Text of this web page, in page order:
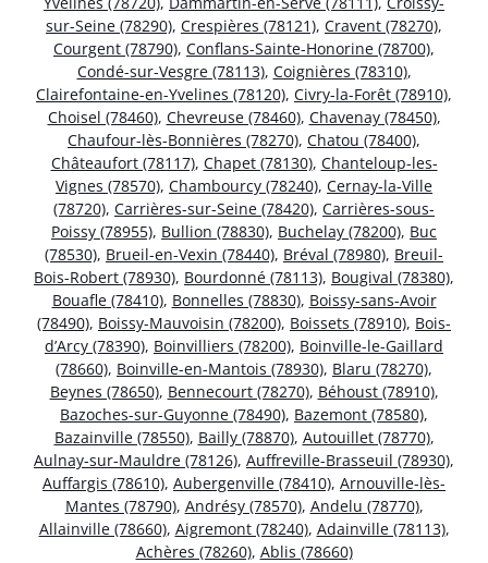
sur-Seine (78290), Crespières (78121), Cravent (78270),
Courgent (78790), Conflans-Sainte-Honorine (78700),
Condé-sur-Vesgre (78113), Coignières (78310),
Clairefontaine-en-Yvelines (78120), Civry-la-Forêt (78910),
Choisel (78460), Chevreuse (78460), Chavenay (78450),
Chaufour-lès-Bonnières (78270), Chatou (78400),
Châteaufort (78117), Chapet (78130), Chanteloup-les-
Vignes (78570), Chambourcy (78240), Cernay-la-Ville
(78720), Carrières-sur-Seine (78420), Carrières-sous-
Poissy (78955), Bullion (78830), Buchelay (78200), Buc
(78530), Brueil-en-Vexin (78440), Bréval (78980), Breuil-
Bois-Robert (78930), Bourdonné (78113), Bougival (78380),
Bouafle (78410), Bonnelles (78830), Boissy-sans-Avoir
(78490), Boissy-Mauvoisin (78200), Boissets (78910), Bois-
d’Arcy (78390), Boinvilliers (78200), Boinville-le-Gaillard
(78660), Boinville-en-Mantois (78930), Blaru (78270),
Beynes (78650), Bennecourt (78270), Béhoust (78910),
Bazoches-sur-Guyonne (78490), Bazemont (78580),
Bazainville (78550), Bailly (78870), Autouillet (78770),
Aulnay-sur-Mauldre (78126), Auffreville-Brasseuil (78930),
Auffargis (78610), Aubergenville (78410), Arnouville-lès-
Mantes (78790), Andrésy (78570), Andelu (78770),
Allainville (78660), Aigremont (78240), Adainville (78113),
Achères (78260), Ablis (78660)